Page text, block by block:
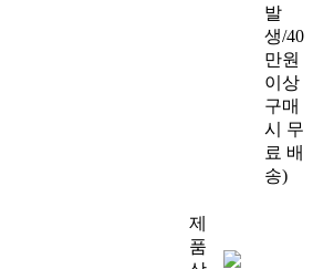
발
생/40
만원
이상
구매
시 무
료 배
송)
제
품